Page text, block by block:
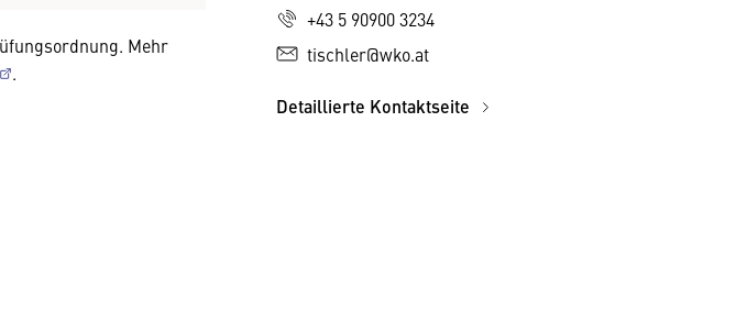
Mehr
.
+43 5 90900 3234
tischler@wko.at
Detaillierte Kontaktseite